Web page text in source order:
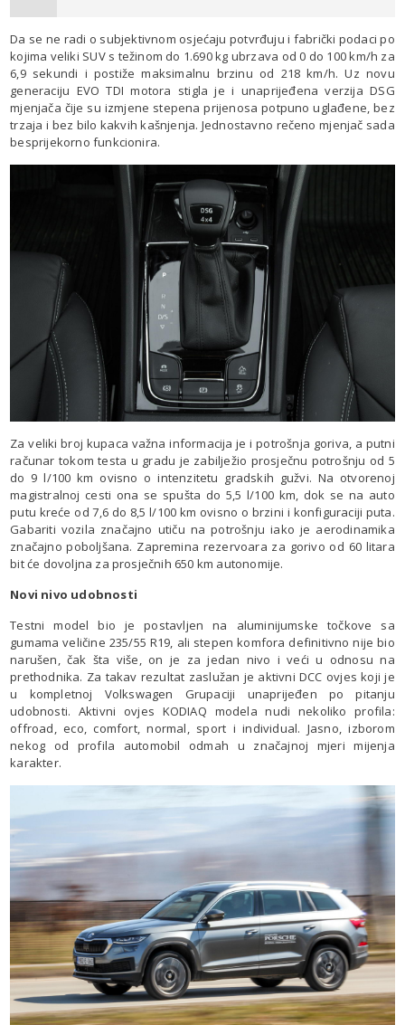
Da se ne radi o subjektivnom osjećaju potvrđuju i fabrički podaci po
kojima veliki SUV s težinom do 1.690 kg ubrzava od 0 do 100 km/h za
6,9 sekundi i postiže maksimalnu brzinu od 218 km/h. Uz novu
generaciju EVO TDI motora stigla je i unaprijeđena verzija DSG
mjenjača čije su izmjene stepena prijenosa potpuno uglađene, bez
trzaja i bez bilo kakvih kašnjenja. Jednostavno rečeno mjenjač sada
besprijekorno funkcionira.
Za veliki broj kupaca važna informacija je i potrošnja goriva, a putni
računar tokom testa u gradu je zabilježio prosječnu potrošnju od 5
do 9 l/100 km ovisno o intenzitetu gradskih gužvi. Na otvorenoj
magistralnoj cesti ona se spušta do 5,5 l/100 km, dok se na auto
putu kreće od 7,6 do 8,5 l/100 km ovisno o brzini i konfiguraciji puta.
Gabariti vozila značajno utiču na potrošnju iako je aerodinamika
značajno poboljšana. Zapremina rezervoara za gorivo od 60 litara
bit će dovoljna za prosječnih 650 km autonomije.
Novi nivo udobnosti
Testni model bio je postavljen na aluminijumske točkove sa
gumama veličine 235/55 R19, ali stepen komfora definitivno nije bio
narušen, čak šta više, on je za jedan nivo i veći u odnosu na
prethodnika. Za takav rezultat zaslužan je aktivni DCC ovjes koji je
u kompletnoj Volkswagen Grupaciji unaprijeđen po pitanju
udobnosti. Aktivni ovjes KODIAQ modela nudi nekoliko profila:
offroad, eco, comfort, normal, sport i individual. Jasno, izborom
nekog od profila automobil odmah u značajnoj mjeri mijenja
karakter.